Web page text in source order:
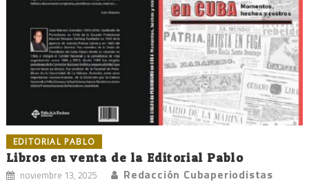
EDITORIAL PABLO
Libros en venta de la Editorial Pablo
noviembre 13, 2025 Redacción Cubaperiodistas